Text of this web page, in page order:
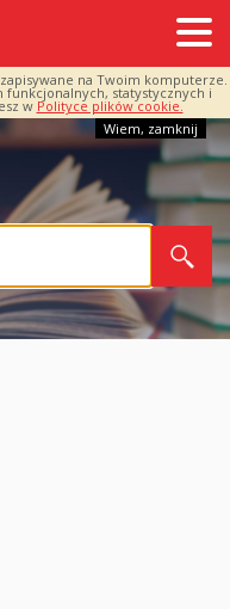
na Twoim komputerze.
funkcjonalnych, statystycznych i
w Polityce plików cookie.
Wiem, zamknij